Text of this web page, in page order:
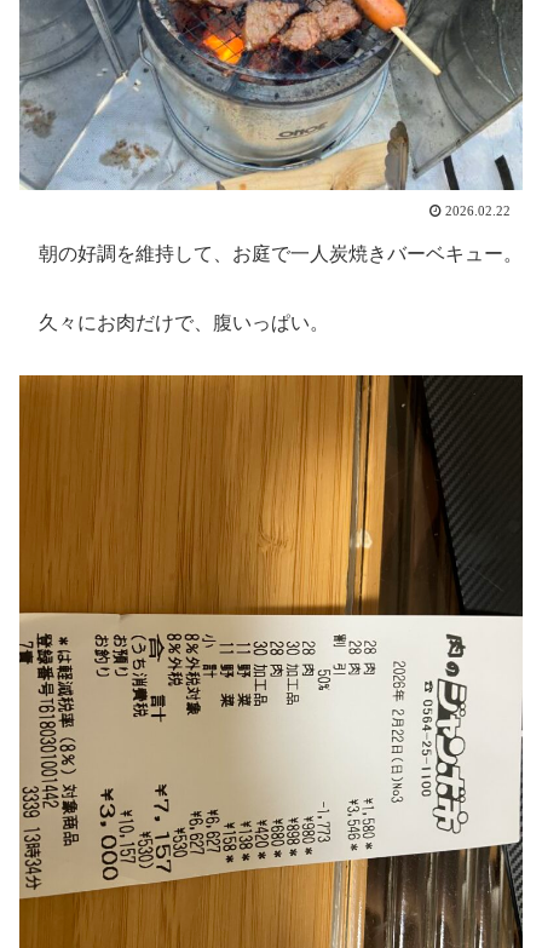
2026.02.22
朝の好調を維持して、お庭で一人炭焼きバーベキュー。
久々にお肉だけで、腹いっぱい。